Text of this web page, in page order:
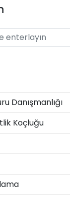
Danışmanlığı
Koçluğu